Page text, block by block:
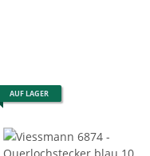
AUF LAGER